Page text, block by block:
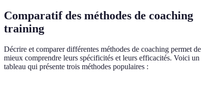
Comparatif des méthodes de coaching
training
Décrire et comparer différentes méthodes de coaching permet de
mieux comprendre leurs spécificités et leurs efficacités. Voici un
tableau qui présente trois méthodes populaires :